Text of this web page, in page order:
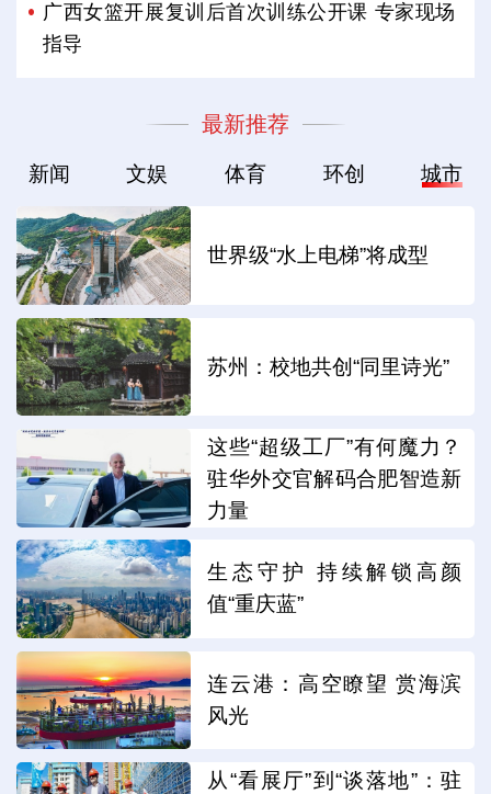
广西女篮开展复训后首次训练公开课 专家现场
指导
最新推荐
新闻 文娱 体育 环创 城市
世界级“水上电梯”将成型
苏州：校地共创“同里诗光”
这些“超级工厂”有何魔力？
驻华外交官解码合肥智造新
力量
生态守护 持续解锁高颜
值“重庆蓝”
连云港：高空瞭望 赏海滨
风光
从“看展厅”到“谈落地”：驻